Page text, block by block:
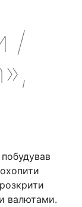
/
валютами.